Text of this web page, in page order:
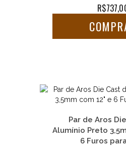
Par de Aros
Alumínio Preto
6 Furos